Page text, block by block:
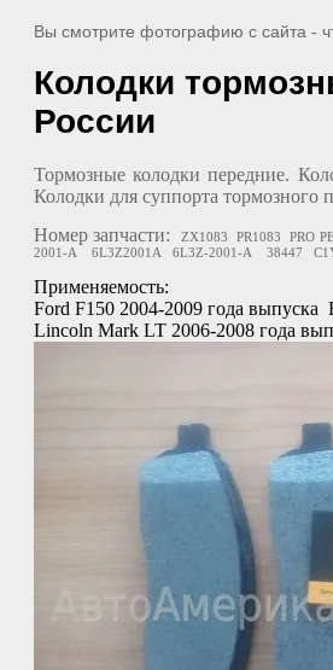
Вы смотрите фотографию с сайта -
Колодки
России
Тормозные колодки передние.
Колодки для суппорта тормозного
Номер запчасти:
ZX1083 PR1083 PRO
2001-A 6L3Z2001A 6L3Z-2001-A 38447
Применяемость:
Ford F150 2004-2009 года выпуска
Lincoln Mark LT 2006-2008 года